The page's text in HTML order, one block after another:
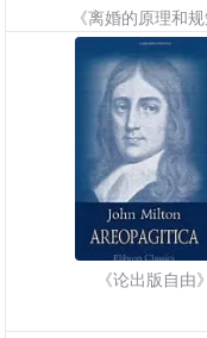
《离婚的原理和
《论出版自由